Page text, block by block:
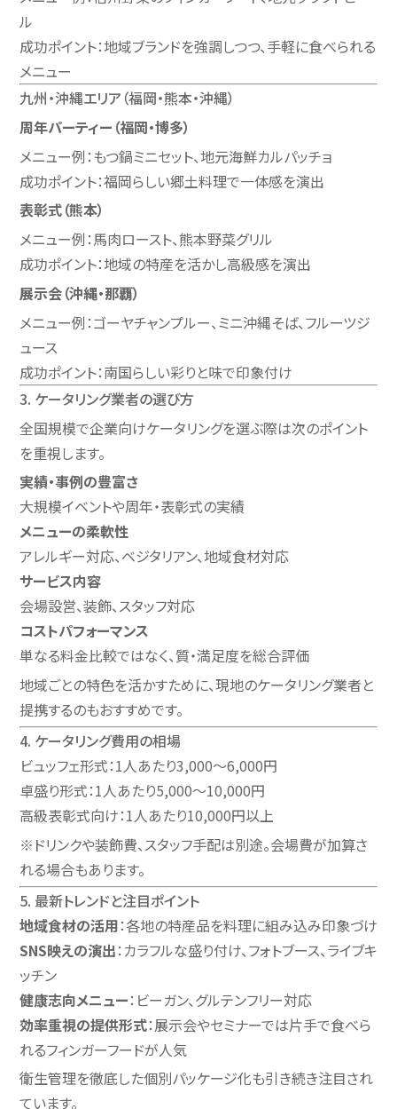
ル
成功ポイント：地域ブランドを強調しつつ、手軽に食べられる
メニュー
九州・沖縄エリア（福岡・熊本・沖縄）
周年パーティー（福岡・博多）
メニュー例：もつ鍋ミニセット、地元海鮮カルパッチョ
成功ポイント：福岡らしい郷土料理で一体感を演出
表彰式（熊本）
メニュー例：馬肉ロースト、熊本野菜グリル
成功ポイント：地域の特産を活かし高級感を演出
展示会（沖縄・那覇）
メニュー例：ゴーヤチャンプルー、ミニ沖縄そば、フルーツジ
ュース
成功ポイント：南国らしい彩りと味で印象付け
3. ケータリング業者の選び方
全国規模で企業向けケータリングを選ぶ際は次のポイント
を重視します。
実績・事例の豊富さ
大規模イベントや周年・表彰式の実績
メニューの柔軟性
アレルギー対応、ベジタリアン、地域食材対応
サービス内容
会場設営、装飾、スタッフ対応
コストパフォーマンス
単なる料金比較ではなく、質・満足度を総合評価
地域ごとの特色を活かすために、現地のケータリング業者と
提携するのもおすすめです。
4. ケータリング費用の相場
ビュッフェ形式：1人あたり3,000〜6,000円
卓盛り形式：1人あたり5,000〜10,000円
高級表彰式向け：1人あたり10,000円以上
※ドリンクや装飾費、スタッフ手配は別途。会場費が加算さ
れる場合もあります。
5. 最新トレンドと注目ポイント
地域食材の活用：各地の特産品を料理に組み込み印象づけ
SNS映えの演出：カラフルな盛り付け、フォトブース、ライブキ
ッチン
健康志向メニュー：ビーガン、グルテンフリー対応
効率重視の提供形式：展示会やセミナーでは片手で食べら
れるフィンガーフードが人気
衛生管理を徹底した個別パッケージ化も引き続き注目され
ています。